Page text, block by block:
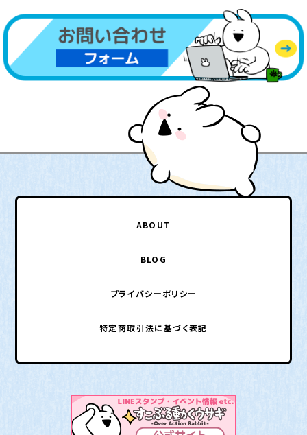
ABOUT
BLOG
プライバシーポリシー
特定商取引法に基づく表記